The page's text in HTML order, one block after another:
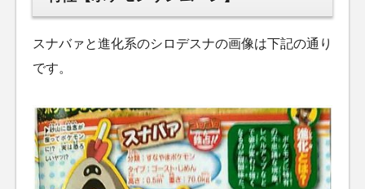
スナバァと進化系のシロデスナの画像は下記の通り
です。